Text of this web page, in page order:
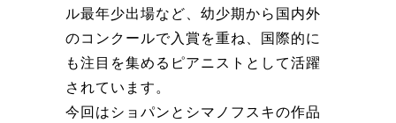
ル最年少出場など、幼少期から国内外
のコンクールで入賞を重ね、国際的に
も注目を集めるピアニストとして活躍
されています。
今回はショパンとシマノフスキの作品